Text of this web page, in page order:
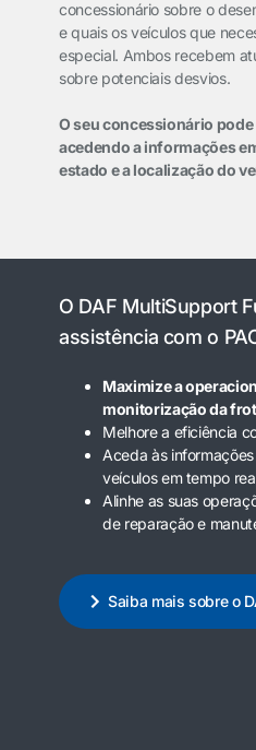
concessionário sobre o
e quais os veículos que
especial. Ambos recebem
sobre potenciais desvios.
O seu concessionário
acedendo a informações
estado e a localização do
O DAF MultiSupport
assistência com o
Maximize a
monitorização da
Melhore a eficiência
Aceda às
veículos em tempo
Alinhe as suas
de reparação e
Saiba mais sobre o